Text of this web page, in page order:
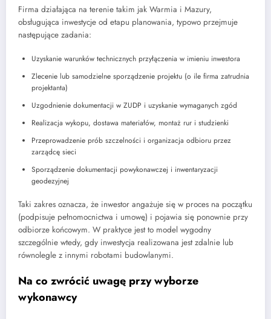
Firma działająca na terenie takim jak Warmia i Mazury,
obsługująca inwestycje od etapu planowania, typowo przejmuje
następujące zadania:
Uzyskanie warunków technicznych przyłączenia w imieniu inwestora
Zlecenie lub samodzielne sporządzenie projektu (o ile firma zatrudnia
projektanta)
Uzgodnienie dokumentacji w ZUDP i uzyskanie wymaganych zgód
Realizacja wykopu, dostawa materiałów, montaż rur i studzienki
Przeprowadzenie prób szczelności i organizacja odbioru przez
zarządcę sieci
Sporządzenie dokumentacji powykonawczej i inwentaryzacji
geodezyjnej
Taki zakres oznacza, że inwestor angażuje się w proces na początku
(podpisuje pełnomocnictwa i umowę) i pojawia się ponownie przy
odbiorze końcowym. W praktyce jest to model wygodny
szczególnie wtedy, gdy inwestycja realizowana jest zdalnie lub
równolegle z innymi robotami budowlanymi.
Na co zwrócić uwagę przy wyborze
wykonawcy